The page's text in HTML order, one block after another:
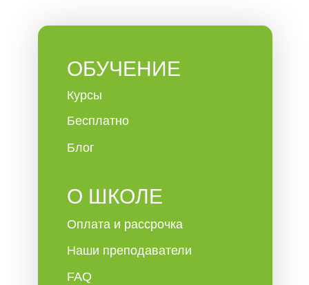
ОБУЧЕНИЕ
О ШКОЛЕ
Курсы
Бесплатно
Блог
Оплата и рассрочка
Наши преподаватели
FAQ